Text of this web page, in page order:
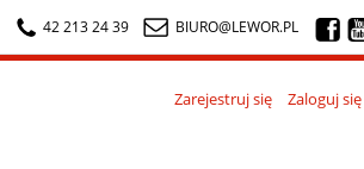
42 213 24 39 BIURO@LEWOR.PL
Zarejestruj się Zaloguj się